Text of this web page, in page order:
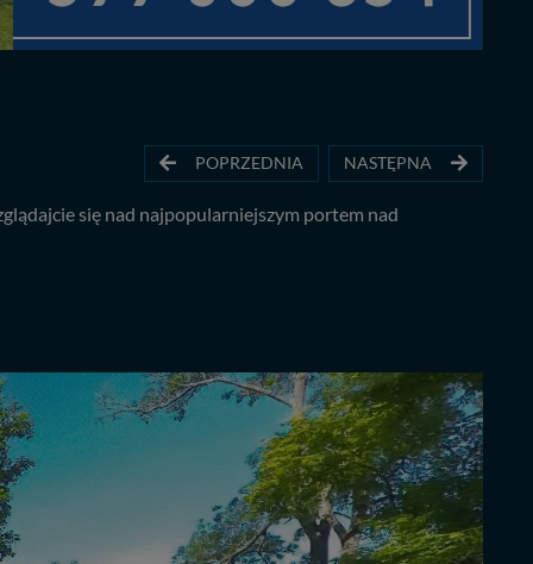
POPRZEDNIA NASTĘPNA
się nad najpopularniejszym portem nad